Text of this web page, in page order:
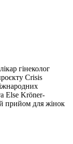
гінеколог
Crisis
Else Kröner-
прийом для жінок